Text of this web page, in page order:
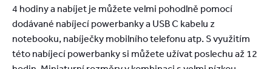
4 hodiny a nabíjet je můžete velmi pohodlně pomocí
dodávané nabíjecí powerbanky a USB C kabelu z
notebooku, nabíječky mobilního telefonu atp. S využitím
této nabíjecí powerbanky si můžete užívat poslechu až 12